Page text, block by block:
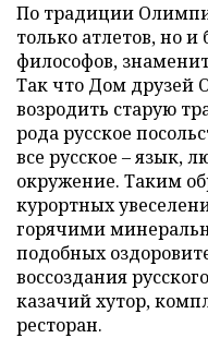
По традиции
только атлетов, но
философов,
Так что Дом друзей
возродить старую
рода русское
все русское – язык,
окружение. Таким
курортных
горячими
подобных
воссоздания
казачий хутор,
ресторан.